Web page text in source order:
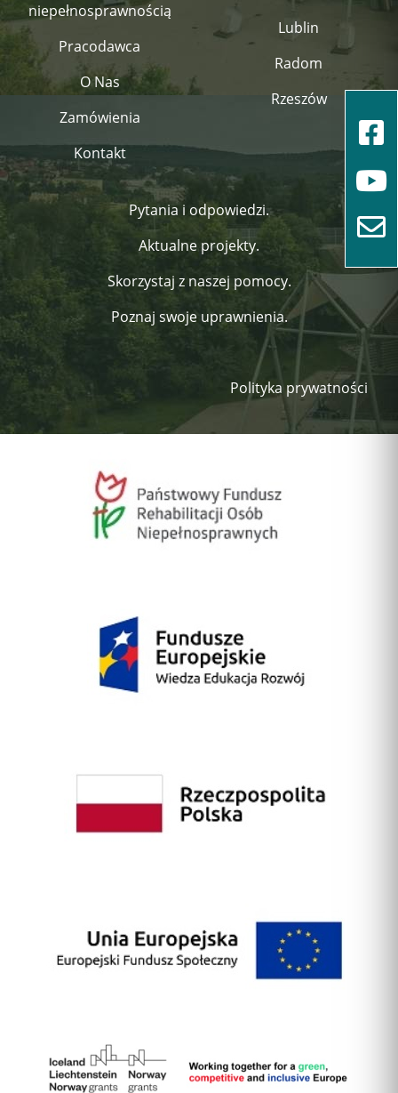
niepełnosprawnością
Pracodawca
O Nas
Zamówienia
Kontakt
Lublin
Radom
Rzeszów
Pytania i odpowiedzi.
Aktualne projekty.
Skorzystaj z naszej pomocy.
Poznaj swoje uprawnienia.
Polityka prywatności